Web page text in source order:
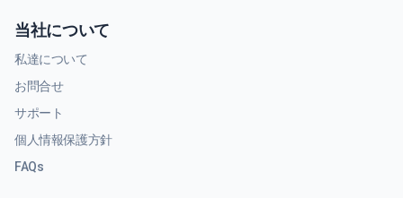
当社について
私達について
お問合せ
サポート
個人情報保護方針
FAQs